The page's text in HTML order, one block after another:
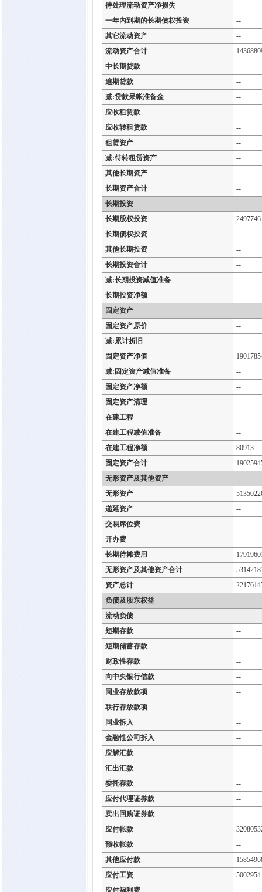
待处理流动资产净损失
--
一年内到期的长期债权投资
--
其它流动资产
--
流动资产合计
中长期贷款
--
逾期贷款
--
减:贷款呆帐准备金
--
应收租赁款
--
应收转租赁款
--
租赁资产
--
减:待转租赁资产
--
其他长期资产
--
长期资产合计
--
长期投资
长期股权投资
2497746
长期债权投资
--
其他长期投资
--
长期投资合计
--
减:长期投资减值准备
--
长期投资净额
--
固定资产
固定资产原价
--
减:累计折旧
--
固定资产净值
减:固定资产减值准备
--
固定资产净额
--
固定资产清理
--
在建工程
--
在建工程减值准备
--
在建工程净额
80913
固定资产合计
无形资产及其他资产
无形资产
递延资产
--
交易席位费
--
开办费
--
长期待摊费用
无形资产及其他资产合计
资产总计
负债及股东权益
流动负债
短期存款
--
短期储蓄存款
--
财政性存款
--
向中央银行借款
--
同业存放款项
--
联行存放款项
--
同业拆入
--
金融性公司拆入
--
应解汇款
--
汇出汇款
--
委托存款
--
应付代理证券款
--
卖出回购证券款
--
应付帐款
预收帐款
--
其他应付款
应付工资
5002954
应付福利费
--